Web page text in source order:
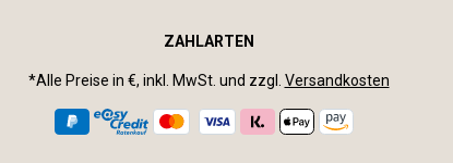
ZAHLARTEN
*Alle Preise in €, inkl. MwSt. und zzgl. Versandkosten